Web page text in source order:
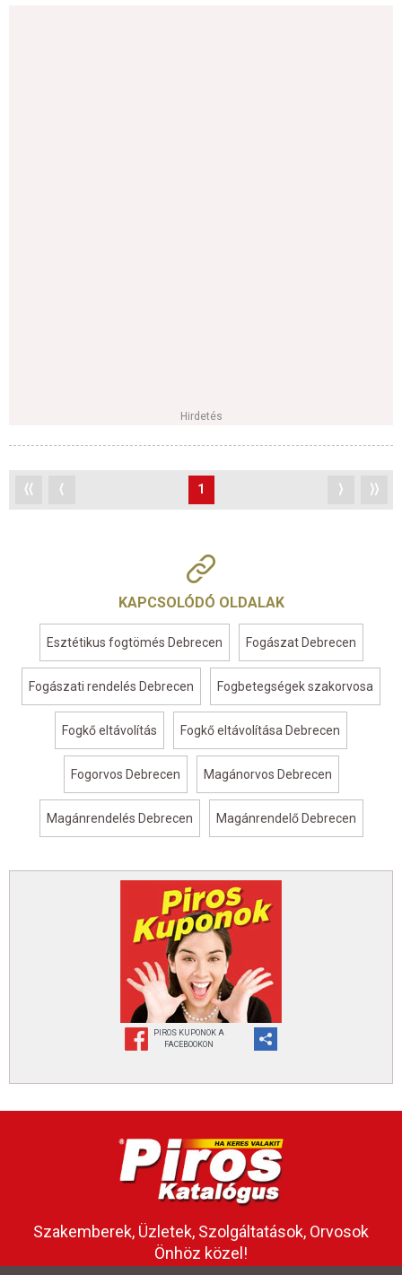
Hirdetés
⟨⟨ ⟨ 1 ⟩ ⟩⟩
KAPCSOLÓDÓ OLDALAK
Esztétikus fogtömés Debrecen Fogászat Debrecen
Fogászati rendelés Debrecen Fogbetegségek szakorvosa
Fogkő eltávolítás Fogkő eltávolítása Debrecen
Fogorvos Debrecen Magánorvos Debrecen
Magánrendelés Debrecen Magánrendelő Debrecen
PIROS KUPONOK A
FACEBOOKON
Szakemberek, Üzletek, Szolgáltatások, Orvosok
Önhöz közel!